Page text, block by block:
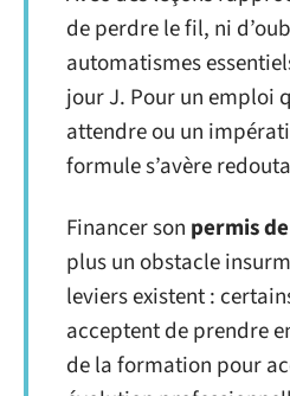
de perdre le fil, ni
automatismes
jour J. Pour un emploi
attendre ou un
formule s’avère
Financer son permis
plus un obstacle
leviers existent :
acceptent de prendre
de la formation pour